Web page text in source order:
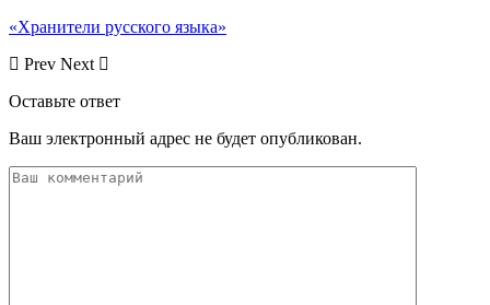
«Хранители русского языка»
Prev Next
Оставьте ответ
Ваш электронный адрес не будет опубликован.